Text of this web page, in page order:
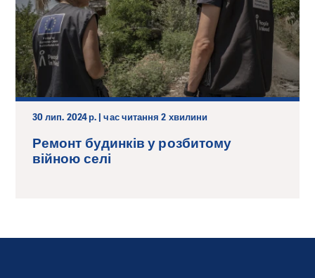
30 лип. 2024 р. | час читання 2 хвилини
Ремонт будинків у розбитому
війною селі